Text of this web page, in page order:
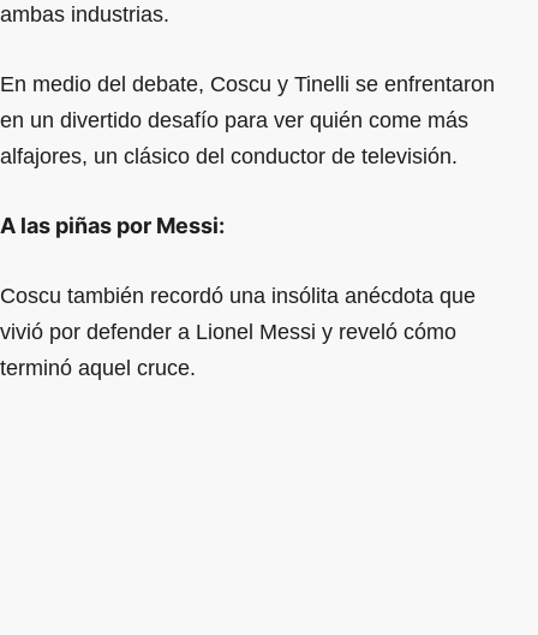
ambas industrias.
En medio del debate, Coscu y Tinelli se enfrentaron
en un divertido desafío para ver quién come más
alfajores, un clásico del conductor de televisión.
A las piñas por Messi:
Coscu también recordó una insólita anécdota que
vivió por defender a Lionel Messi y reveló cómo
terminó aquel cruce.